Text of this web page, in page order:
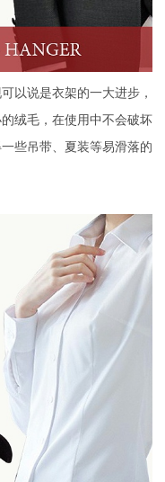
以说是衣架的一大进步，
绒毛，在使用中不会破坏
些吊带、夏装等易滑落的